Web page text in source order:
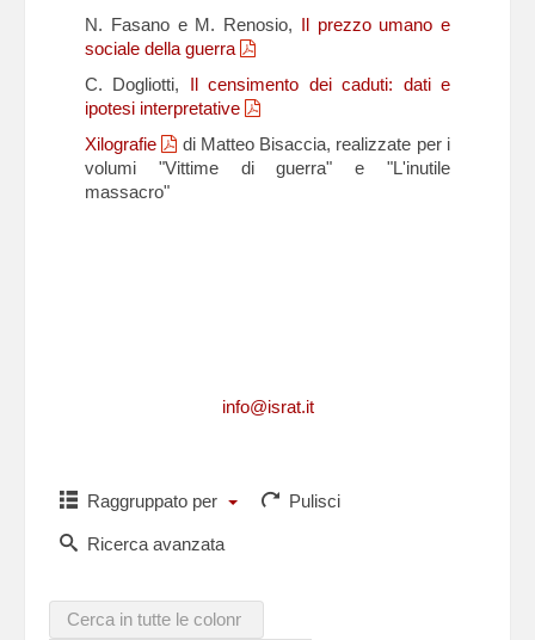
N. Fasano e M. Renosio, Il prezzo umano e
sociale della guerra
C. Dogliotti, Il censimento dei caduti: dati e
ipotesi interpretative
Xilografie
di Matteo Bisaccia, realizzate per i
volumi "Vittime di guerra" e "L'inutile
massacro"
info@israt.it
Raggruppato per Pulisci
Ricerca avanzata